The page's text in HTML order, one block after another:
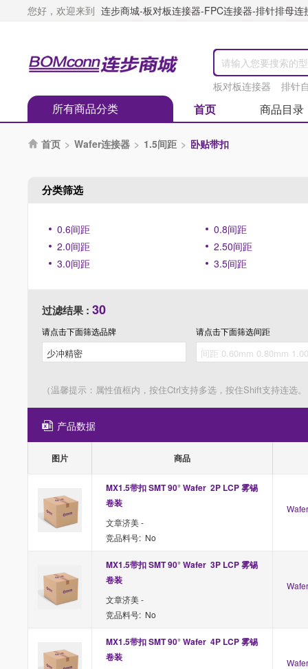
您好，欢迎来到 连步商城-板对板连接器-FPC连接器-排针排母
板对板连接器 排针
所有商品分类 首页 商品目录
 首页 > Wafer连接器 > 1.5间距 > 卧贴带扣
分类筛选
0.6间距
0.8间距
2.0间距
2.50间距
3.0间距
3.5间距
过滤结果 : 30
请点击下面筛选品牌 请点击下面筛选间距
（温馨提示：属性值框内，按住Ctrl支持多选，按住Shift支持连选
产品数据
图片 商品
MX1.5带扣 SMT 90° Wafer  2P LCP 雾锡
卷装
文章济美 -
竞品料号: No
MX1.5带扣 SMT 90° Wafer  3P LCP 雾锡
卷装
文章济美 -
竞品料号: No
MX1.5带扣 SMT 90° Wafer  4P LCP 雾锡
卷装